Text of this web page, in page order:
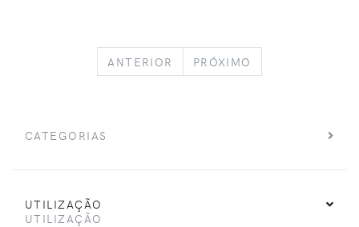
ANTERIOR PREVIOUS
PRÓXIMO
CATEGORIAS
UTILIZAÇÃO
UTILIZAÇÃO